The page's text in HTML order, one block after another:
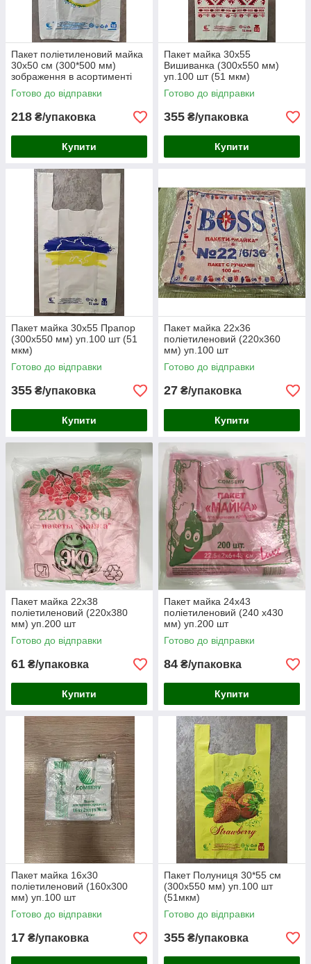
Пакет поліетиленовий майка
30x50 см (300*500 мм)
зображення в асортименті
(уп.250 шт)
Готово до відправки
218 ₴/упаковка
Купити
Пакет майка 30х55
Вишиванка (300х550 мм)
уп.100 шт (51 мкм)
Готово до відправки
355 ₴/упаковка
Купити
Пакет майка 30х55 Прапор
(300х550 мм) уп.100 шт (51
мкм)
Готово до відправки
355 ₴/упаковка
Купити
Пакет майка 22х36
поліетиленовий (220х360
мм) уп.100 шт
Готово до відправки
27 ₴/упаковка
Купити
Пакет майка 22x38
поліетиленовий (220х380
мм) уп.200 шт
Готово до відправки
61 ₴/упаковка
Купити
Пакет майка 24x43
поліетиленовий (240 х430
мм) уп.200 шт
Готово до відправки
84 ₴/упаковка
Купити
Пакет майка 16х30
поліетиленовий (160х300
мм) уп.100 шт
Готово до відправки
17 ₴/упаковка
Пакет Полуниця 30*55 см
(300x550 мм) уп.100 шт
(51мкм)
Готово до відправки
355 ₴/упаковка